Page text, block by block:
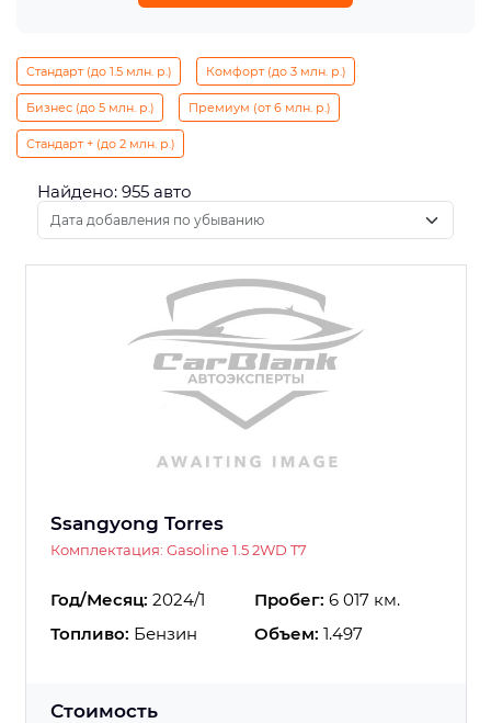
Стандарт (до 1.5 млн. р.) Комфорт (до 3 млн. р.)
Бизнес (до 5 млн. р.) Премиум (от 6 млн. р.)
Стандарт + (до 2 млн. р.)
Найдено: 955 авто
Ssangyong Torres
Комплектация: Gasoline 1.5 2WD T7
Год/Месяц: 2024/1 Пробег: 6 017 км.
Топливо: Бензин Объем: 1.497
Стоимость